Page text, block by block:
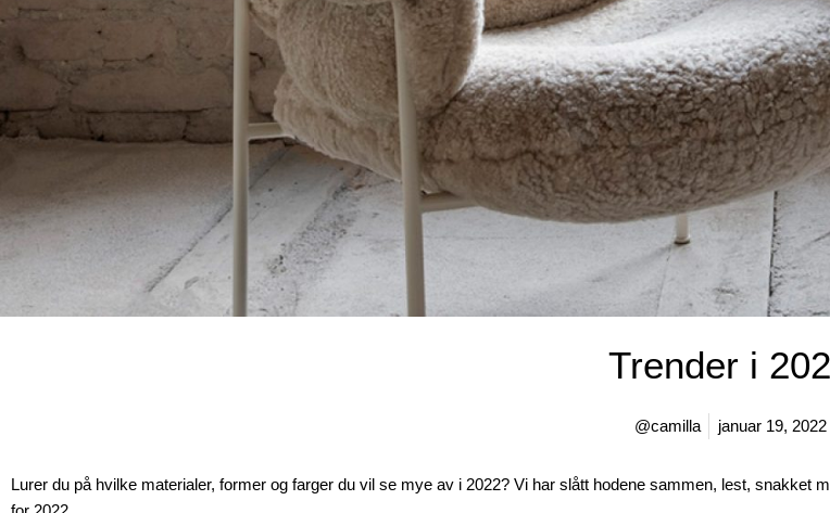
Trender i
@camilla januar 19, 2022
Lurer du på hvilke materialer, former og farger du vil se mye av i 2022? Vi har slått hodene sammen, lest, snakket